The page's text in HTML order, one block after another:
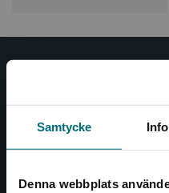
Samtycke
Denna webbplats
och öppnar dörren till nya
såväl barn som vuxna.